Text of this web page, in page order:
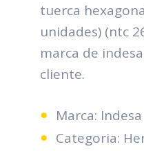
tuerca
unidades) (ntc
marca de
cliente.
Marca: Indesa
Categoria: